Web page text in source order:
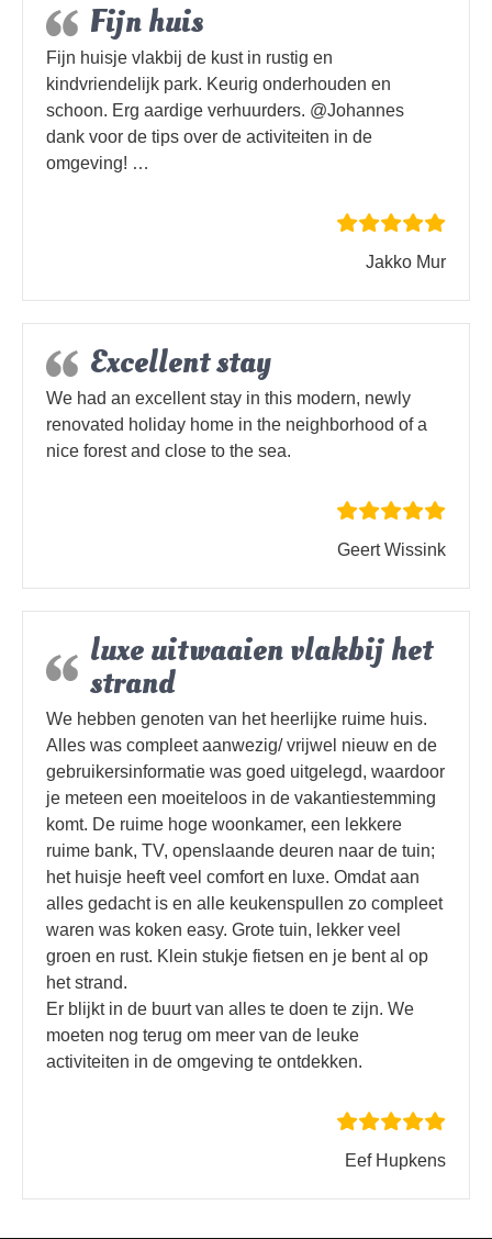
Fijn huis
Fijn huisje vlakbij de kust in rustig en
kindvriendelijk park. Keurig onderhouden en
schoon. Erg aardige verhuurders. @Johannes
dank voor de tips over de activiteiten in de
omgeving! …
Jakko Mur
Excellent stay
We had an excellent stay in this modern, newly
renovated holiday home in the neighborhood of a
nice forest and close to the sea.
Geert Wissink
luxe uitwaaien vlakbij het
strand
We hebben genoten van het heerlijke ruime huis.
Alles was compleet aanwezig/ vrijwel nieuw en de
gebruikersinformatie was goed uitgelegd, waardoor
je meteen een moeiteloos in de vakantiestemming
komt. De ruime hoge woonkamer, een lekkere
ruime bank, TV, openslaande deuren naar de tuin;
het huisje heeft veel comfort en luxe. Omdat aan
alles gedacht is en alle keukenspullen zo compleet
waren was koken easy. Grote tuin, lekker veel
groen en rust. Klein stukje fietsen en je bent al op
het strand.
Er blijkt in de buurt van alles te doen te zijn. We
moeten nog terug om meer van de leuke
activiteiten in de omgeving te ontdekken.
Eef Hupkens